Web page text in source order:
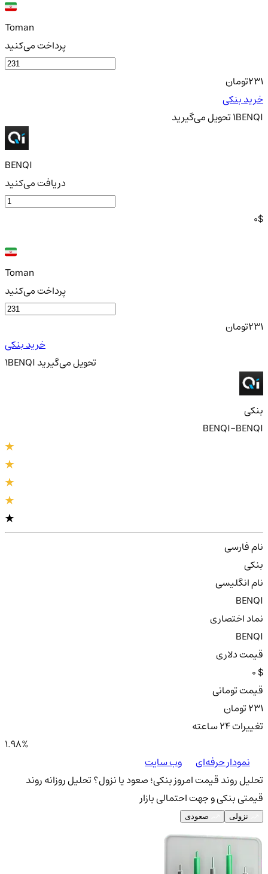
Toman
پرداخت می‌کنید
231تومان
خرید بنکی
1BENQIتحویلمی‌گیرید
BENQI
دریافت می‌کنید
0$
Toman
پرداخت می‌کنید
231تومان
خرید بنکی
1BENQI تحویلمی‌گیرید
بنکی
BENQI-BENQI
نام فارسی
بنکی
نام انگلیسی
BENQI
نماد اختصاری
BENQI
قیمت دلاری
0 $
قیمت تومانی
231 تومان
تغییرات ۲۴ ساعته
1.98%
نمودار حرفه‌ای
وب سایت
تحلیل روند قیمت امروز بنکی؛ صعود یا نزول؟تحلیل روزانه روند
قیمتی بنکی و جهت احتمالی بازار
نزولی صعودی